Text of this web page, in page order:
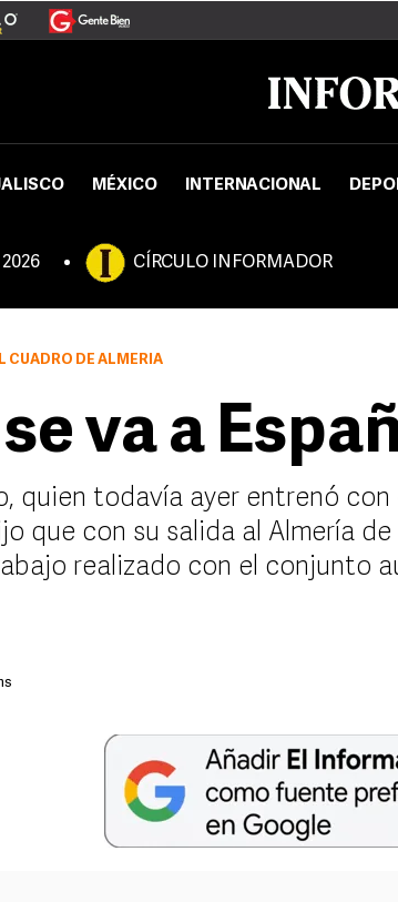
MÉXICO INTERNACIONAL
CÍRCULO INFORMADOR
CUADRO DE ALMERÍA
va a
quien todavía ayer entrenó
que con su salida al Almería
realizado con el conjunto